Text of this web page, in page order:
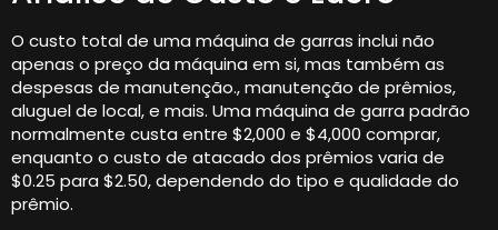
O custo total de uma máquina de garras inclui não
apenas o preço da máquina em si, mas também as
despesas de manutenção., manutenção de prêmios,
aluguel de local, e mais. Uma máquina de garra padrão
normalmente custa entre $2,000 e $4,000 comprar,
enquanto o custo de atacado dos prêmios varia de
$0.25 para $2.50, dependendo do tipo e qualidade do
prêmio.